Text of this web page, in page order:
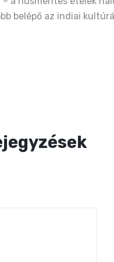
belépő az indiai